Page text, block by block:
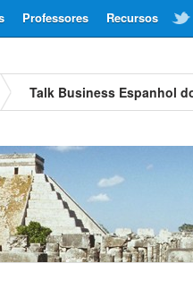
Recursos
Professores
Talk Business Espanhol